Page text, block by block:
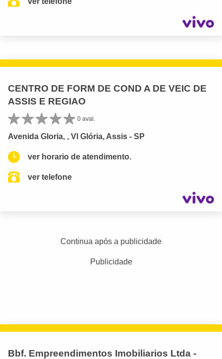
CENTRO DE FORM DE COND A DE VEIC DE
ASSIS E REGIAO
0 aval.
Avenida Gloria, , Vl Glória, Assis - SP
ver horario de atendimento.
ver telefone
Continua após a publicidade
Publicidade
Bbf. Empreendimentos Imobiliarios Ltda -